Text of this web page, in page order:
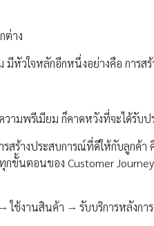
ต่าง
มีหัวใจหลักอีกหนึ่งอย่างคือ การ
ามพรีเมียม ก็คาดหวังที่จะได้รับ
สร้างประสบการณ์ที่ดีให้กับลูกค้
กขั้นตอนของ Customer
ช้งานสินค้า → รับบริการหลังกา